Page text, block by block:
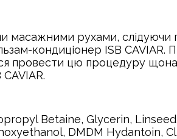
масажними рухами, слідуючи
кондиціонер ISB CAVIAR.
провести цю процедуру
Betaine, Glycerin,
DMDM Hydantoin, Cl